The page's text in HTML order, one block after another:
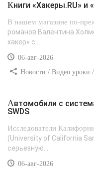
Книги «Хакеры.RU»
В нашем магазине по-
романов Валентина
хакер» с...
06-авг-2026
Новости / Видео уроки
Автомобили с системами безопасности KARR и
SWDS
Исследователи
(University of California
серьезную...
06-авг-2026